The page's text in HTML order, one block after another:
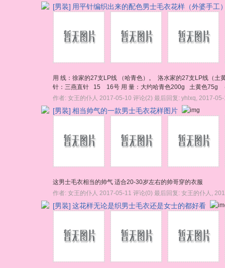
[男装] 用平针编织出来的配色男士毛衣花样（外婆手工
用 线：徐家的27支LP线 （哈青色）。 洛水家的27支LP线（土
针：三燕直针 15 16号 用 量：大约哈青色200g 土黄色75g
作者: 女王的仆人 2017-05-10 评论(2) 最后回复: yhlxq 2017-
[男装] 相当帅气的一款男士毛衣花样图片
这男士毛衣相当的帅气 适合20-30岁左右的帅哥穿的衣服
作者: 女王的仆人 2017-05-11 评论(0) 最后回复: 女王的仆人
[男装] 这花样无论是织男士毛衣还是女士的都好看